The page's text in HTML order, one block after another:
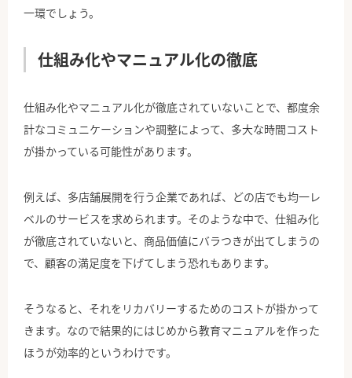
一環でしょう。
仕組み化やマニュアル化の徹底
仕組み化やマニュアル化が徹底されていないことで、都度余
計なコミュニケーションや調整によって、多大な時間コスト
が掛かっている可能性があります。
例えば、多店舗展開を行う企業であれば、どの店でも均一レ
ベルのサービスを求められます。そのような中で、仕組み化
が徹底されていないと、商品価値にバラつきが出てしまうの
で、顧客の満足度を下げてしまう恐れもあります。
そうなると、それをリカバリーするためのコストが掛かって
きます。なので結果的にはじめから教育マニュアルを作った
ほうが効率的というわけです。